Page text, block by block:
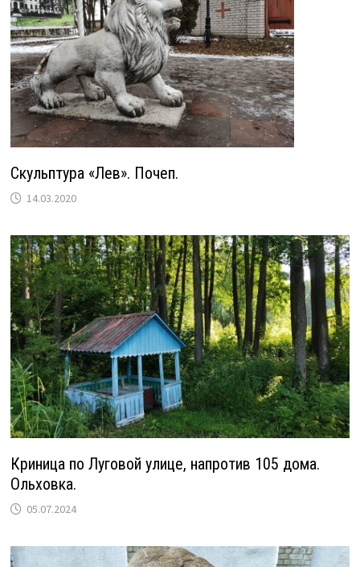
Скульптура «Лев». Почеп.
14.03.2020
Криница по Луговой улице, напротив 105 дома.
Ольховка.
05.07.2024